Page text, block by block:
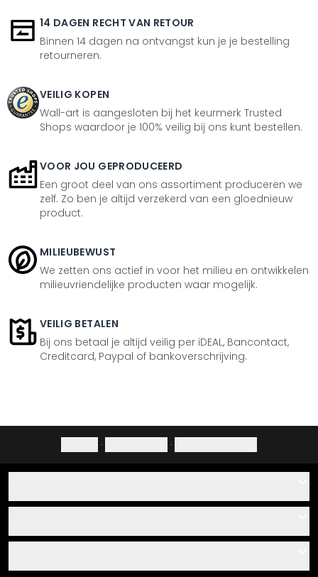
14 DAGEN RECHT VAN RETOUR
Binnen 14 dagen na ontvangst kun je je bestelling
retourneren.
VEILIG KOPEN
Wall-art is aangesloten bij het keurmerk Trusted
Shops waardoor je 100% veilig bij ons kunt bestellen.
VOOR JOU GEPRODUCEERD
Een groot deel van ons assortiment produceren we
zelf. Zo ben je altijd verzekerd van een gloednieuw
product.
MILIEUBEWUST
We zetten ons actief in voor het milieu en ontwikkelen
milieuvriendelijke producten waar mogelijk.
VEILIG BETALEN
Bij ons betaal je altijd veilig per iDEAL, Bancontact,
Creditcard, Paypal of bankoverschrijving.
· ·
Over ons
Plak- en montagehandleidingen